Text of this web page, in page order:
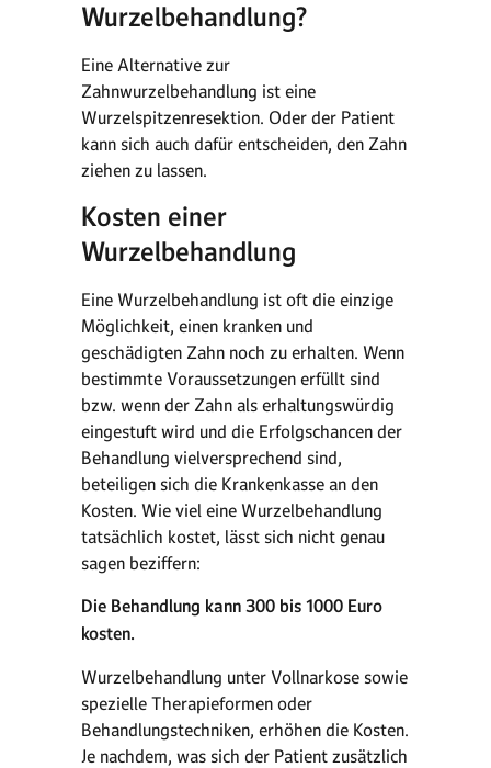
Wurzelbehandlung?
Eine Alternative zur
Zahnwurzelbehandlung ist eine
Wurzelspitzenresektion. Oder der Patient
kann sich auch dafür entscheiden, den Zahn
ziehen zu lassen.
Kosten einer
Wurzelbehandlung
Eine Wurzelbehandlung ist oft die einzige
Möglichkeit, einen kranken und
geschädigten Zahn noch zu erhalten. Wenn
bestimmte Voraussetzungen erfüllt sind
bzw. wenn der Zahn als erhaltungswürdig
eingestuft wird und die Erfolgschancen der
Behandlung vielversprechend sind,
beteiligen sich die Krankenkasse an den
Kosten. Wie viel eine Wurzelbehandlung
tatsächlich kostet, lässt sich nicht genau
sagen beziffern:
Die Behandlung kann 300 bis 1000 Euro
kosten.
Wurzelbehandlung unter Vollnarkose sowie
spezielle Therapieformen oder
Behandlungstechniken, erhöhen die Kosten.
Je nachdem, was sich der Patient zusätzlich